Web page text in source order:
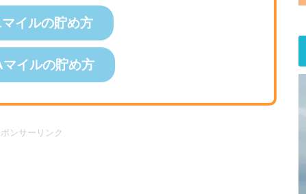
イルの貯め方
イルの貯め方
ンサーリンク